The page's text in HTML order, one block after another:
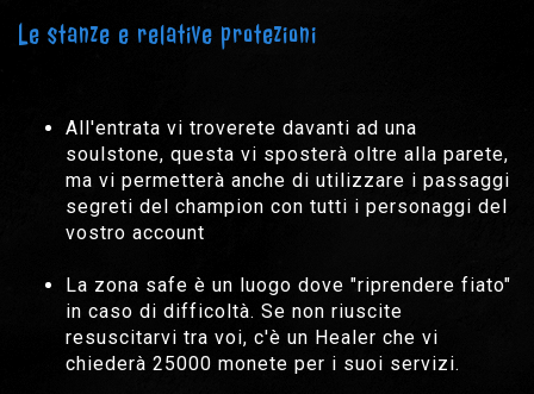
Le stanze e relative protezioni
All'entrata vi troverete davanti ad una
soulstone, questa vi sposterà oltre alla parete,
ma vi permetterà anche di utilizzare i passaggi
segreti del champion con tutti i personaggi del
vostro account
La zona safe è un luogo dove "riprendere fiato"
in caso di difficoltà. Se non riuscite
resuscitarvi tra voi, c'è un Healer che vi
chiederà 25000 monete per i suoi servizi.